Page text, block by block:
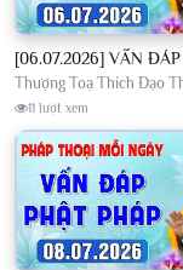
Thượng Toạ Thích Đạo
11 lượt xem